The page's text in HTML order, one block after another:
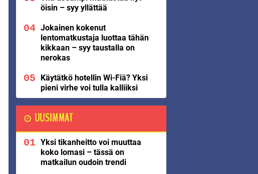
öisin – syy yllättää
Jokainen kokenut
lentomatkustaja luottaa tähän
kikkaan – syy taustalla on
nerokas
Käytätkö hotellin Wi-Fiä? Yksi
pieni virhe voi tulla kalliiksi
UUSIMMAT
Yksi tikanheitto voi muuttaa
koko lomasi – tässä on
matkailun oudoin trendi